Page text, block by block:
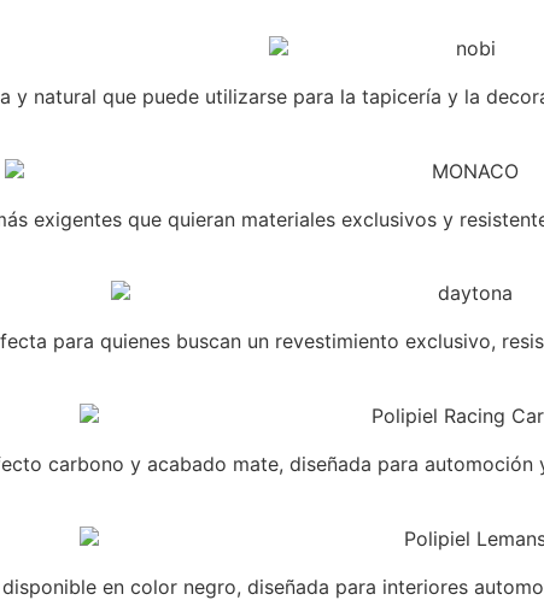
y natural que puede utilizarse para la tapicería y la
exigentes que quieran materiales exclusivos y
para quienes buscan un revestimiento exclusivo,
carbono y acabado mate, diseñada para
en color negro, diseñada para interiores